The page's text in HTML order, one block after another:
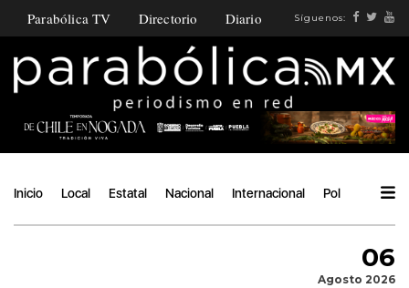
Parabólica TV Directorio Diario Síguenos:
Inicio Local Estatal Nacional Internacional Política
06
Agosto 2026